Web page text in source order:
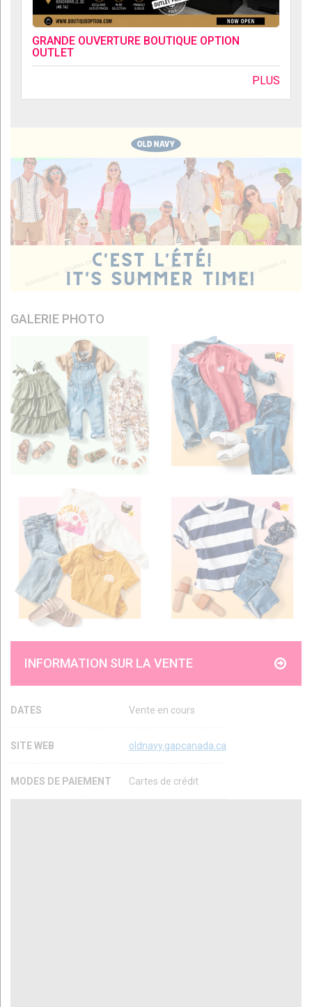
GRANDE OUVERTURE BOUTIQUE OPTION
OUTLET
PLUS
GALERIE PHOTO
INFORMATION SUR LA VENTE
DATES Vente en cours
SITE WEB oldnavy.gapcanada.ca
MODES DE PAIEMENT Cartes de crédit